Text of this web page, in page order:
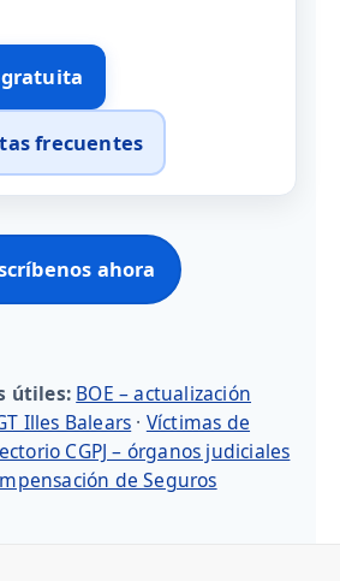
frecuentes
ahora
útiles: BOE – actualización
Illes Balears · Víctimas de
CGPJ – órganos judiciales
de Seguros